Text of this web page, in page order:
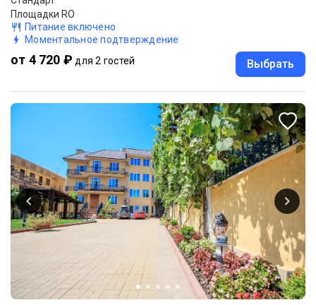
Площадки RO
Питание включено
Моментальное подтверждение
от 4 720 ₽ для 2 гостей Выбрать